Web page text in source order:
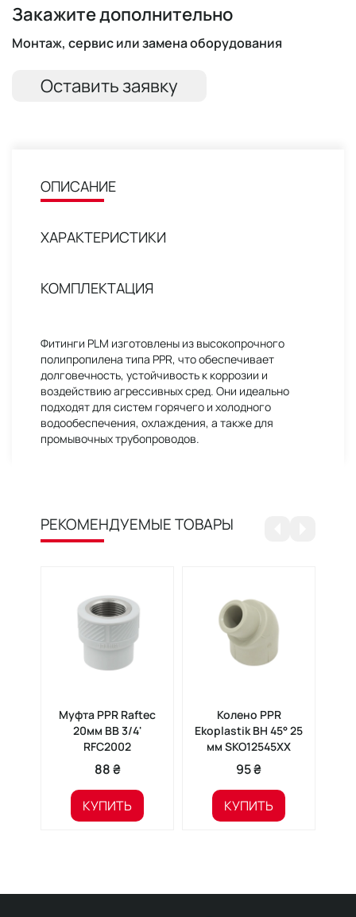
Закажите дополнительно
Монтаж, сервис или замена оборудования
Оставить заявку
ОПИСАНИЕ
ХАРАКТЕРИСТИКИ
КОМПЛЕКТАЦИЯ
Фитинги PLM изготовлены из высокопрочного
полипропилена типа PPR, что обеспечивает
долговечность, устойчивость к коррозии и
воздействию агрессивных сред. Они идеально
подходят для систем горячего и холодного
водообеспечения, охлаждения, а также для
промывочных трубопроводов.
РЕКОМЕНДУЕМЫЕ ТОВАРЫ
Муфта PPR Raftec
20мм ВВ 3/4'
RFC2002
88 ₴
КУПИТЬ
Колено PPR
Ekoplastik ВН 45° 25
мм SKO12545XX
95 ₴
КУПИТЬ